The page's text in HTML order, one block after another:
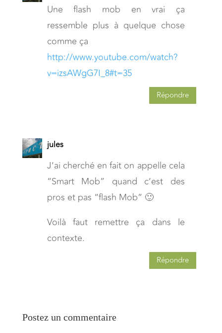
Une flash mob en vrai ça
ressemble plus à quelque chose
comme ça
http://www.youtube.com/watch?
v=izsAWgG7I_8#t=35
Répondre
jules
J’ai cherché en fait on appelle cela
“Smart Mob” quand c’est des
pros et pas “flash Mob” 🙂
Voilà faut remettre ça dans le
contexte.
Répondre
Postez un commentaire